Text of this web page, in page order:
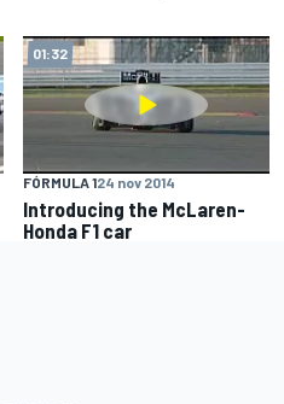
01:32
FÓRMULA 124 nov 2014
Introducing the McLaren-
Honda F1 car